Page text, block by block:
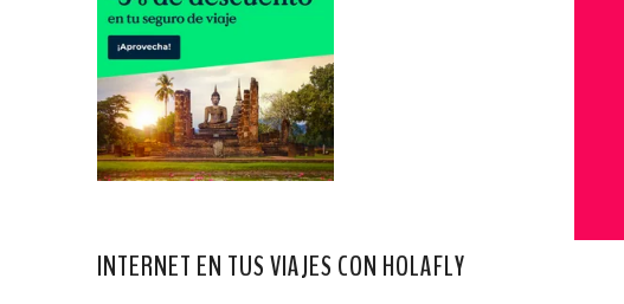
INTERNET EN TUS VIAJES CON HOLAFLY